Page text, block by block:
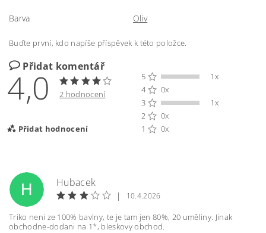
Barva Oliv
Buďte první, kdo napíše příspěvek k této položce.
Přidat komentář
4,0 2 hodnocení
Přidat hodnocení
5
1x
4
0x
3
1x
2
0x
1
0x
H
Hubacek
|
10.4.2026
Triko neni ze 100% bavlny, te je tam jen 80%, 20 uměliny. Jinak
obchodne-dodani na 1*, bleskovy obchod.